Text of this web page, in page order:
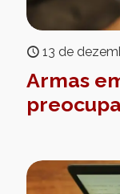
13 de
Armas